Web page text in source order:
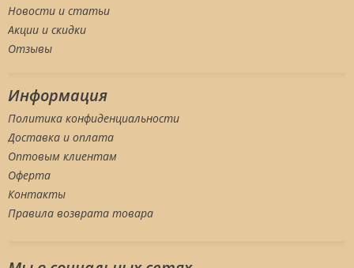
Новости и статьи
Акции и скидки
Отзывы
Информация
Политика конфиденциальности
Доставка и оплата
Оптовым клиентам
Оферта
Контакты
Правила возврата товара